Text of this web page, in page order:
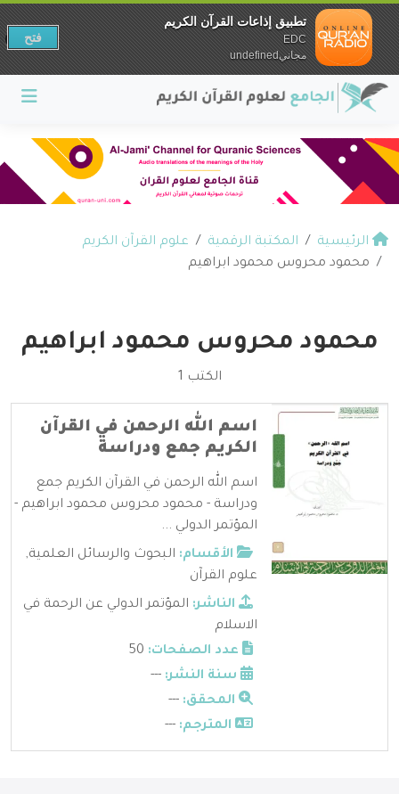
الرئيسية المكتبة الرقمية
علوم القرآن الكريم
محمود محروس محمود ابراهيم
محمود محروس محمود ابراهيم
الكتب 1
اسم الله الرحمن في القرآن
الكريم جمع ودراسة
اسم الله الرحمن في القرآن الكريم جمع
ودراسة - محمود محروس محمود ابراهيم -
المؤتمر الدولي ...
الأقسام: البحوث والرسائل العلمية,
علوم القرآن
الناشر: المؤتمر الدولي عن الرحمة في
الاسلام
عدد الصفحات:
سنة النشر: ---
المحقق: ---
المترجم: ---
تطبيق إذاعات القرآن الكريم
EDC
مجانيundefined
فتح